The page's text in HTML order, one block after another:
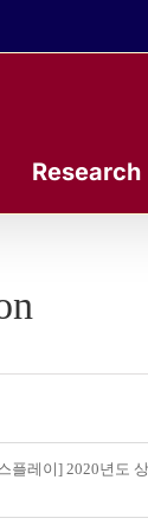
Research
플레이] 2020년도